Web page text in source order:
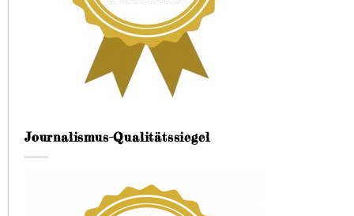
Journalismus-Qualitätssiegel